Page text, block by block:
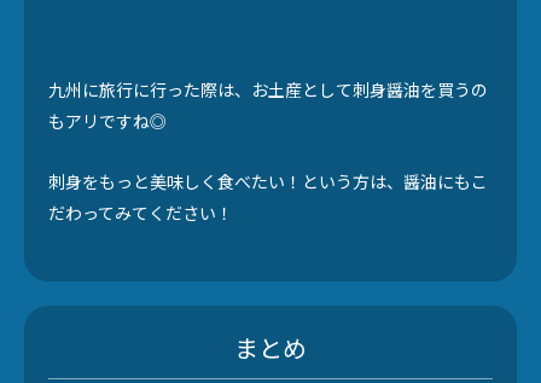
九州に旅行に行った際は、お土産として刺身醤油を買うの
もアリですね◎
刺身をもっと美味しく食べたい！という方は、醤油にもこ
だわってみてください！
まとめ